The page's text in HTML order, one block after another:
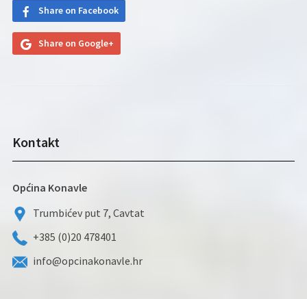
Share on Facebook
Share on Google+
Kontakt
Općina Konavle
Trumbićev put 7, Cavtat
+385 (0)20 478401
info@opcinakonavle.hr